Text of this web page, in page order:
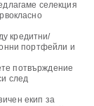
селекция
кредитни/
портфейли и
потвърждение
след
екип за